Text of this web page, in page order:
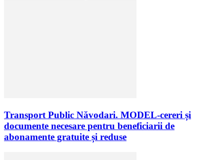
Transport Public Năvodari. MODEL-cereri și
documente necesare pentru beneficiarii de
abonamente gratuite și reduse